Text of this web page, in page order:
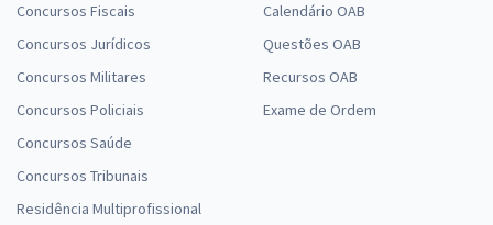
Concursos Fiscais
Concursos Jurídicos
Concursos Militares
Concursos Policiais
Concursos Saúde
Concursos Tribunais
Residência Multiprofissional
Calendário OAB
Questões OAB
Recursos OAB
Exame de Ordem